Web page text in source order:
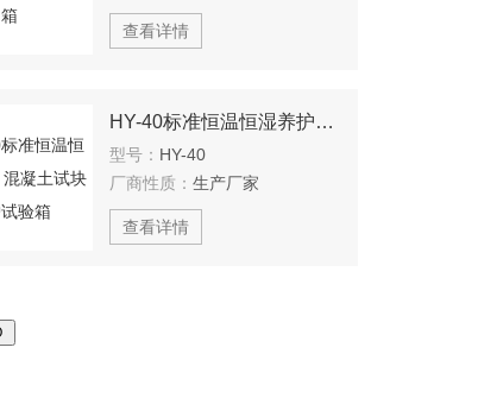
查看详情
HY-40标准恒温恒湿养护箱 混凝土试块养护试验箱
型号： HY-40
厂商性质： 生产厂家
查看详情